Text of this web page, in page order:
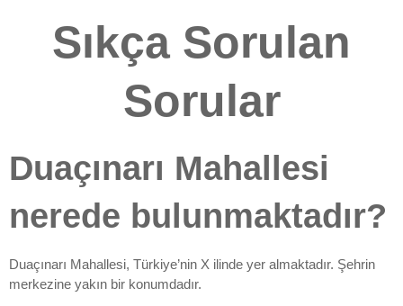
Sıkça Sorulan
Sorular
Duaçınarı Mahallesi
nerede bulunmaktadır?
Duaçınarı Mahallesi, Türkiye’nin X ilinde yer almaktadır. Şehrin
merkezine yakın bir konumdadır.